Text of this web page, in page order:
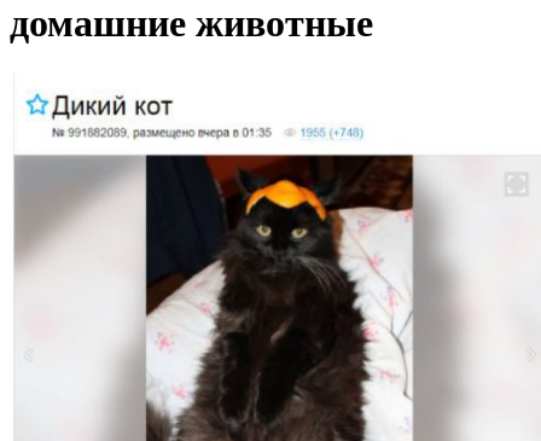
домашние животные